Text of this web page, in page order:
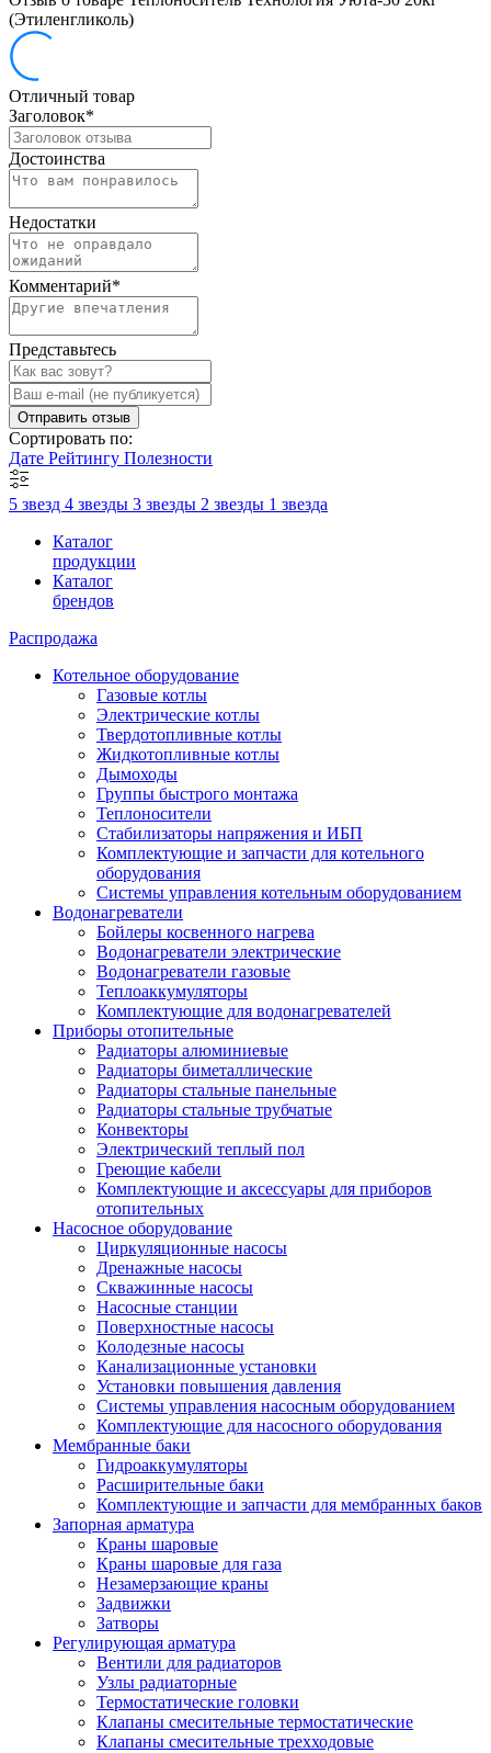
(Этиленгликоль)
Отличный товар
Заголовок*
Достоинства
Недостатки
Комментарий*
Представьтесь
Отправить отзыв
Сортировать по:
Дате Рейтингу Полезности
5 звезд 4 звезды 3 звезды 2 звезды 1 звезда
Каталог
продукции
Каталог
брендов
Распродажа
Котельное оборудование
Газовые котлы
Электрические котлы
Твердотопливные котлы
Жидкотопливные котлы
Дымоходы
Группы быстрого монтажа
Теплоносители
Стабилизаторы напряжения и ИБП
Комплектующие и запчасти для котельного
оборудования
Системы управления котельным оборудованием
Водонагреватели
Бойлеры косвенного нагрева
Водонагреватели электрические
Водонагреватели газовые
Теплоаккумуляторы
Комплектующие для водонагревателей
Приборы отопительные
Радиаторы алюминиевые
Радиаторы биметаллические
Радиаторы стальные панельные
Радиаторы стальные трубчатые
Конвекторы
Электрический теплый пол
Греющие кабели
Комплектующие и аксессуары для приборов
отопительных
Насосное оборудование
Циркуляционные насосы
Дренажные насосы
Скважинные насосы
Насосные станции
Поверхностные насосы
Колодезные насосы
Канализационные установки
Установки повышения давления
Системы управления насосным оборудованием
Комплектующие для насосного оборудования
Мембранные баки
Гидроаккумуляторы
Расширительные баки
Комплектующие и запчасти для мембранных баков
Запорная арматура
Краны шаровые
Краны шаровые для газа
Незамерзающие краны
Задвижки
Затворы
Регулирующая арматура
Вентили для радиаторов
Узлы радиаторные
Термостатические головки
Клапаны смесительные термостатические
Клапаны смесительные трехходовые